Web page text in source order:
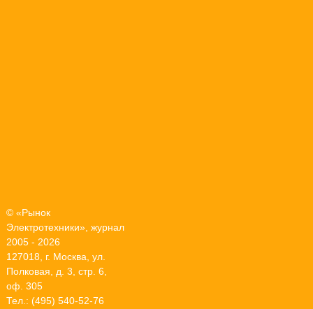
© «Рынок
Электротехники», журнал
2005 - 2026
127018, г. Москва, ул.
Полковая, д. 3, стр. 6,
оф. 305
Тел.: (495) 540-52-76